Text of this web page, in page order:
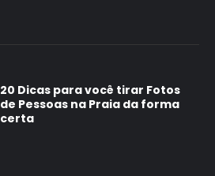
20 Dicas para você tirar Fotos
de Pessoas na Praia da forma
certa